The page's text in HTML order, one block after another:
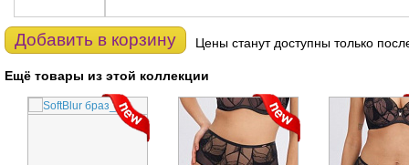
Добавить в корзину Цены станут доступны только
Ещё товары из этой коллекции